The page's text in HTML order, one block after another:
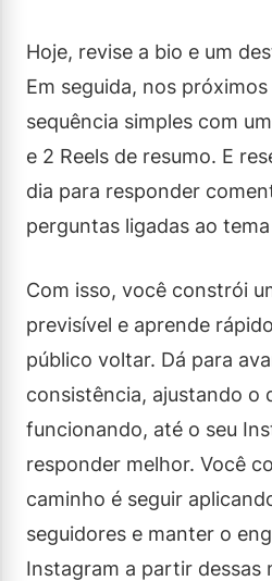
Hoje, revise a bio e um
Em seguida, nos próximos
sequência simples com
e 2 Reels de resumo. E
dia para responder
perguntas ligadas ao
Com isso, você constrói
previsível e aprende
público voltar. Dá para
consistência, ajustando o
funcionando, até o seu
responder melhor. Você
caminho é seguir
seguidores e manter o
Instagram a partir dessas